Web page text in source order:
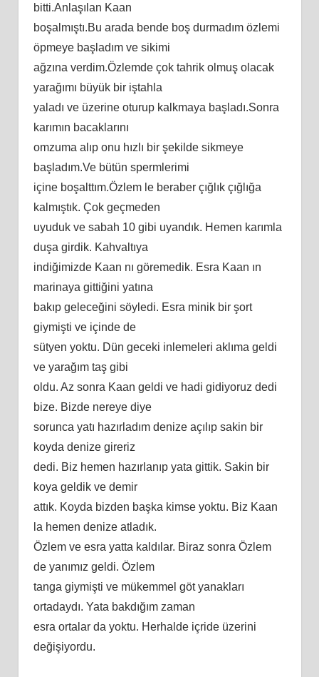
bitti.Anlaşılan Kaan
boşalmıştı.Bu arada bende boş durmadım özlemi
öpmeye başladım ve sikimi
ağzına verdim.Özlemde çok tahrik olmuş olacak
yarağımı büyük bir iştahla
yaladı ve üzerine oturup kalkmaya başladı.Sonra
karımın bacaklarını
omzuma alıp onu hızlı bir şekilde sikmeye
başladım.Ve bütün spermlerimi
içine boşalttım.Özlem le beraber çığlık çığlığa
kalmıştık. Çok geçmeden
uyuduk ve sabah 10 gibi uyandık. Hemen karımla
duşa girdik. Kahvaltıya
indiğimizde Kaan nı göremedik. Esra Kaan ın
marinaya gittiğini yatına
bakıp geleceğini söyledi. Esra minik bir şort
giymişti ve içinde de
sütyen yoktu. Dün geceki inlemeleri aklıma geldi
ve yarağım taş gibi
oldu. Az sonra Kaan geldi ve hadi gidiyoruz dedi
bize. Bizde nereye diye
sorunca yatı hazırladım denize açılıp sakin bir
koyda denize gireriz
dedi. Biz hemen hazırlanıp yata gittik. Sakin bir
koya geldik ve demir
attık. Koyda bizden başka kimse yoktu. Biz Kaan
la hemen denize atladık.
Özlem ve esra yatta kaldılar. Biraz sonra Özlem
de yanımız geldi. Özlem
tanga giymişti ve mükemmel göt yanakları
ortadaydı. Yata bakdığım zaman
esra ortalar da yoktu. Herhalde içride üzerini
değişiyordu.